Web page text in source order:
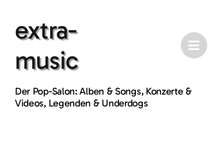
contentextra-
music
Der Pop-Salon: Alben & Songs, Konzerte &
Videos, Legenden & Underdogs